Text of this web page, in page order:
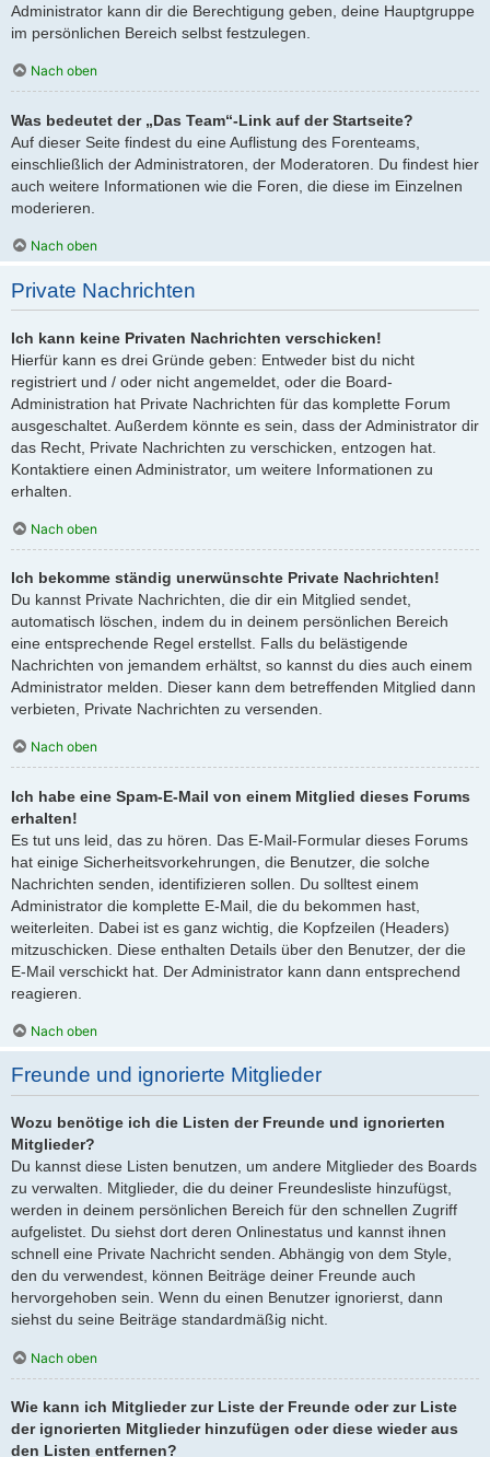
Administrator kann dir die Berechtigung geben, deine Hauptgruppe
im persönlichen Bereich selbst festzulegen.
Nach oben
Was bedeutet der „Das Team“-Link auf der Startseite?
Auf dieser Seite findest du eine Auflistung des Forenteams,
einschließlich der Administratoren, der Moderatoren. Du findest hier
auch weitere Informationen wie die Foren, die diese im Einzelnen
moderieren.
Nach oben
Private Nachrichten
Ich kann keine Privaten Nachrichten verschicken!
Hierfür kann es drei Gründe geben: Entweder bist du nicht
registriert und / oder nicht angemeldet, oder die Board-
Administration hat Private Nachrichten für das komplette Forum
ausgeschaltet. Außerdem könnte es sein, dass der Administrator dir
das Recht, Private Nachrichten zu verschicken, entzogen hat.
Kontaktiere einen Administrator, um weitere Informationen zu
erhalten.
Nach oben
Ich bekomme ständig unerwünschte Private Nachrichten!
Du kannst Private Nachrichten, die dir ein Mitglied sendet,
automatisch löschen, indem du in deinem persönlichen Bereich
eine entsprechende Regel erstellst. Falls du belästigende
Nachrichten von jemandem erhältst, so kannst du dies auch einem
Administrator melden. Dieser kann dem betreffenden Mitglied dann
verbieten, Private Nachrichten zu versenden.
Nach oben
Ich habe eine Spam-E-Mail von einem Mitglied dieses Forums
erhalten!
Es tut uns leid, das zu hören. Das E-Mail-Formular dieses Forums
hat einige Sicherheitsvorkehrungen, die Benutzer, die solche
Nachrichten senden, identifizieren sollen. Du solltest einem
Administrator die komplette E-Mail, die du bekommen hast,
weiterleiten. Dabei ist es ganz wichtig, die Kopfzeilen (Headers)
mitzuschicken. Diese enthalten Details über den Benutzer, der die
E-Mail verschickt hat. Der Administrator kann dann entsprechend
reagieren.
Nach oben
Freunde und ignorierte Mitglieder
Wozu benötige ich die Listen der Freunde und ignorierten
Mitglieder?
Du kannst diese Listen benutzen, um andere Mitglieder des Boards
zu verwalten. Mitglieder, die du deiner Freundesliste hinzufügst,
werden in deinem persönlichen Bereich für den schnellen Zugriff
aufgelistet. Du siehst dort deren Onlinestatus und kannst ihnen
schnell eine Private Nachricht senden. Abhängig von dem Style,
den du verwendest, können Beiträge deiner Freunde auch
hervorgehoben sein. Wenn du einen Benutzer ignorierst, dann
siehst du seine Beiträge standardmäßig nicht.
Nach oben
Wie kann ich Mitglieder zur Liste der Freunde oder zur Liste
der ignorierten Mitglieder hinzufügen oder diese wieder aus
den Listen entfernen?